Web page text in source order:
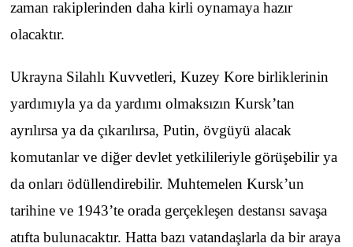
zaman rakiplerinden daha kirli oynamaya hazır
olacaktır.
Ukrayna Silahlı Kuvvetleri, Kuzey Kore birliklerinin
yardımıyla ya da yardımı olmaksızın Kursk’tan
ayrılırsa ya da çıkarılırsa, Putin, övgüyü alacak
komutanlar ve diğer devlet yetkilileriyle görüşebilir ya
da onları ödüllendirebilir. Muhtemelen Kursk’un
tarihine ve 1943’te orada gerçekleşen destansı savaşa
atıfta bulunacaktır. Hatta bazı vatandaşlarla da bir araya